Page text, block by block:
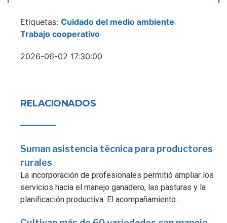
Etiquetas: Cuidado del medio ambiente-
Trabajo cooperativo
2026-06-02 17:30:00
RELACIONADOS
Suman asistencia técnica para productores
rurales
La incorporación de profesionales permitió ampliar los
servicios hacia el manejo ganadero, las pasturas y la
planificación productiva. El acompañamiento...